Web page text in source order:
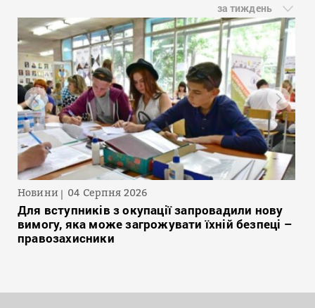
за тиждень
Новини 04 Серпня 2026
Для вступників з окупації запровадили нову
вимогу, яка може загрожувати їхній безпеці –
правозахисники